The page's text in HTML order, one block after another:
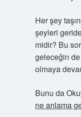
Her şey
şeyleri
midir? Bu
geleceğin
olmaya
Bunu da
ne anlama